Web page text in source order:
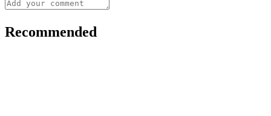
Recommended